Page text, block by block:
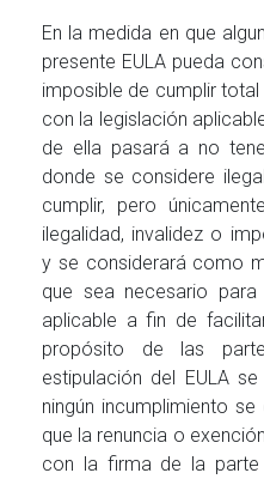
En la medida en que
presente EULA pueda
imposible de cumplir
con la legislación
de ella pasará a no
donde se considere
cumplir, pero
ilegalidad, invalidez o
y se considerará como
que sea necesario
aplicable a fin de
propósito de las
estipulación del EULA
ningún incumplimiento
que la renuncia o
con la firma de la